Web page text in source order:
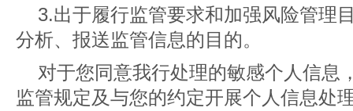
3.出于履行监管要求和加强风险管理
分析、报送监管信息的目的。
对于您同意我行处理的敏感个人信息
监管规定及与您的约定开展个人信息处